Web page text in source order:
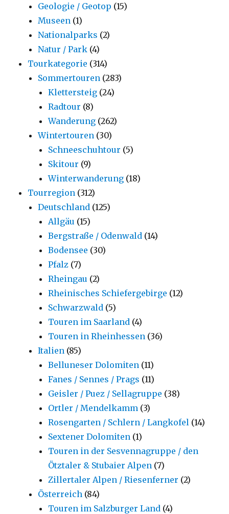
Geologie / Geotop (15)
Museen (1)
Nationalparks (2)
Natur / Park (4)
Tourkategorie (314)
Sommertouren (283)
Klettersteig (24)
Radtour (8)
Wanderung (262)
Wintertouren (30)
Schneeschuhtour (5)
Skitour (9)
Winterwanderung (18)
Tourregion (312)
Deutschland (125)
Allgäu (15)
Bergstraße / Odenwald (14)
Bodensee (30)
Pfalz (7)
Rheingau (2)
Rheinisches Schiefergebirge (12)
Schwarzwald (5)
Touren im Saarland (4)
Touren in Rheinhessen (36)
Italien (85)
Belluneser Dolomiten (11)
Fanes / Sennes / Prags (11)
Geisler / Puez / Sellagruppe (38)
Ortler / Mendelkamm (3)
Rosengarten / Schlern / Langkofel (14)
Sextener Dolomiten (1)
Touren in der Sesvennagruppe / den
Ötztaler & Stubaier Alpen (7)
Zillertaler Alpen / Riesenferner (2)
Österreich (84)
Touren im Salzburger Land (4)